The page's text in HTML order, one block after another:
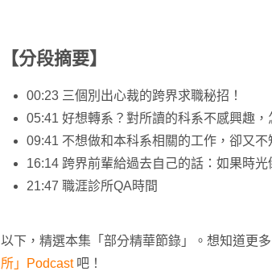
【分段摘要】
00:23 三個別出心裁的跨界求職秘招！
05:41 好想轉系？對所讀的科系不感興趣，
09:41 不想做和本科系相關的工作，卻又
16:14 跨界前輩給過去自己的話：如果時
21:47 職涯診所QA時間
以下，精選本集「部分精華節錄」。想知道更
所」Podcast吧！